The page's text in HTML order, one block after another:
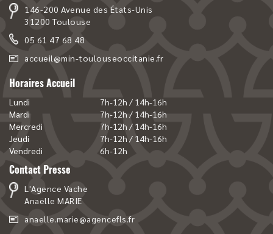
146-200 Avenue des États-Unis
31200 Toulouse
05 61 47 68 48
accueil@min-toulouseoccitanie.fr
Horaires Accueil
Lundi
7h-12h / 14h-16h
Mardi
7h-12h / 14h-16h
Mercredi
7h-12h / 14h-16h
Jeudi
7h-12h / 14h-16h
Vendredi
6h-12h
Contact Presse
L'Agence Vache
Anaëlle MARIE
anaelle.marie@agencefls.fr